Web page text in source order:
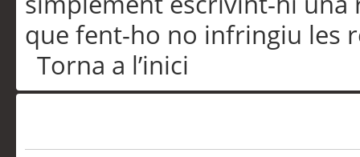
que fent-ho no infringiu les
Torna a l’inici